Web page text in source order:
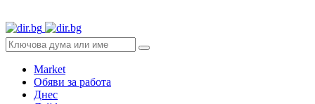
Market
Обяви за работа
Днес